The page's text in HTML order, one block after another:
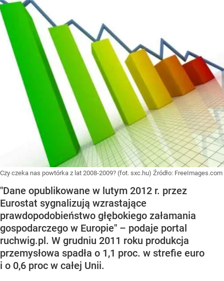
Czy czeka nas powtórka z lat 2008-2009? (fot. sxc.hu) Źródło: FreeImages.com
"Dane opublikowane w lutym 2012 r. przez
Eurostat sygnalizują wzrastające
prawdopodobieństwo głębokiego załamania
gospodarczego w Europie" – podaje portal
ruchwig.pl. W grudniu 2011 roku produkcja
przemysłowa spadła o 1,1 proc. w strefie euro
i o 0,6 proc w całej Unii.